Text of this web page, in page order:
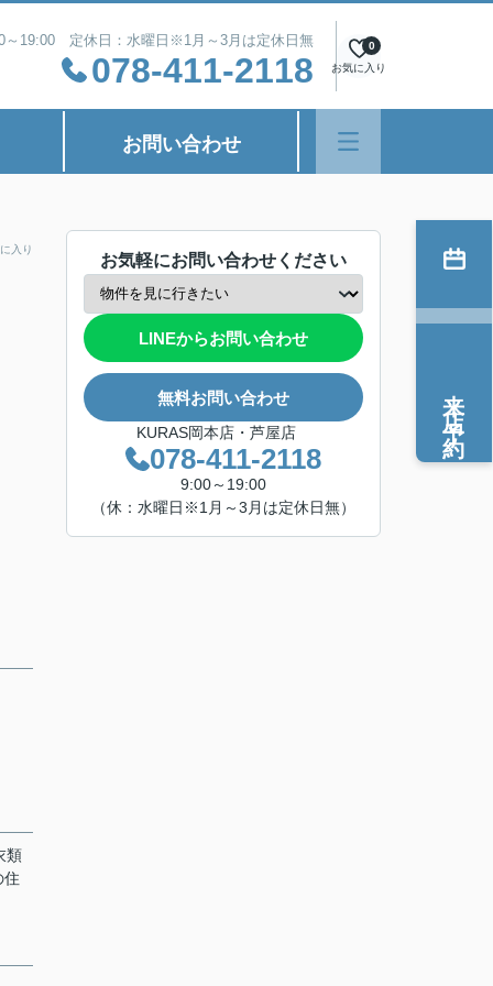
～19:00 定休日：水曜日※1月～3月は定休日無
078-411-2118 お気に入り
0
お問い合わせ
入り
類
住
お気軽にお問い合わせください
LINEからお問い合わせ
無料お問い合わせ
KURAS岡本店・芦屋店
078-411-2118
9:00～19:00
（休：水曜日※1月～3月は定休日無）
来店予約